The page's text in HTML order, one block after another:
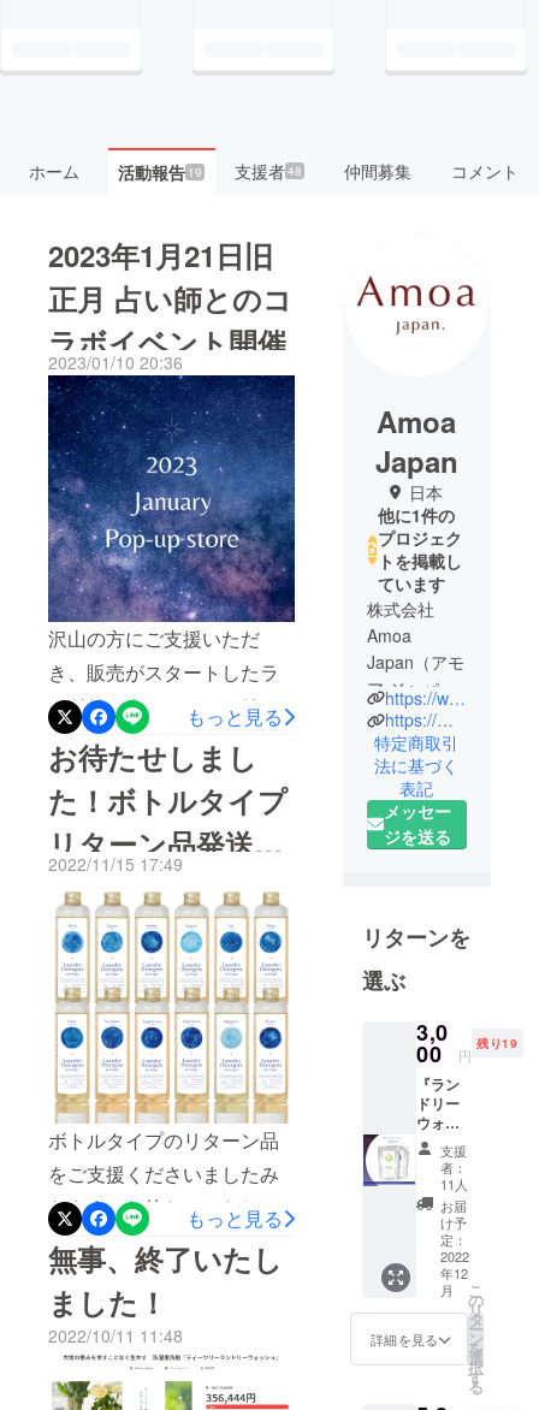
ホーム 活動報告19 支援者48 仲間募集 コメント
2023年1月21日旧
正月 占い師とのコ
ラボイベント開催
2023/01/10 20:36
沢山の方にご支援いただ
き、販売がスタートしたラ
ンドリーウォッシュシリー
ズ。その『12星座の香りを
纏ったランドリーウォッ
シュ』と『占い』のコラボ
イベントを開催します！！
実は、この『12星座の香り
を纏ったランドリーウォッ
シュ』 、お好みの星座を組
み合わせて（混ぜ合わせ
て）オリジナルの香りを作
ることができるのです！！
＊これは、pen shugenオリ
ジナルのやり方なので、一
般の洗剤では絶対に混ぜな
いでください。好きな香り
同士を混ぜてもいいです
し、ご家族全員の星座を少
しずつ混ぜてもいいです。
ただ、12種類もあるので、
星座の組み合わせをどうす
るのか、迷われる方が
もっと見る
お待たせしまし
た！ボトルタイプ
リターン品発送完
了
2022/11/15 17:49
ボトルタイプのリターン品
をご支援くださいましたみ
なさま、お待たせいたしま
した！台湾より製品が届き
ましたので、本日、発送を
行いました。明日より順次
お届けとなると思いますの
で、お受け取りよろしくお
もっと見る
無事、終了いたし
ました！
2022/10/11 11:48
Amoa
Japan
日本
他に1件の
プロジェク
トを掲載し
ています
株式会社
Amoa
Japan（アモ
ア ジャパ
ン）は、
『ただ、飾
るためのア
クセサリー
ではなく、
ナーとなる
ジュエ
リー』
をテーマに
したジュエ
リーデザイ
HARUNA
MEGUMIが
手がける
ジュエリー
会社です。
何歳になっ
てもときめ
れずに、
く咲く』こ
https://www.penshugen.com/
https://megumi-haruna.com/
特定商取引
法に基づく
表記
メッセー
ジを送る
リターンを
選ぶ
3,0
00 円
残り19
『ラン
ドリー
ウォッ
シュ2本
セッ
ト』 無
香料
（260ｍ
l詰め替
えパウ
チ）
＋ お
好きな
星座の
ランド
支援
者：
11人
お届
け予
定：
2022
年12
月
詳細を見る
こ
の
リ
タ
ー
ン
を
選
択
す
る